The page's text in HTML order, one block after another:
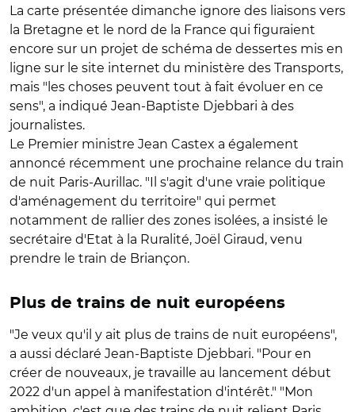
La carte présentée dimanche ignore des liaisons vers
la Bretagne et le nord de la France qui figuraient
encore sur un projet de schéma de dessertes mis en
ligne sur le site internet du ministère des Transports,
mais "les choses peuvent tout à fait évoluer en ce
sens", a indiqué Jean-Baptiste Djebbari à des
journalistes.
Le Premier ministre Jean Castex a également
annoncé récemment une prochaine relance du train
de nuit Paris-Aurillac. "Il s'agit d'une vraie politique
d'aménagement du territoire" qui permet
notamment de rallier des zones isolées, a insisté le
secrétaire d'Etat à la Ruralité, Joël Giraud, venu
prendre le train de Briançon.
Plus de trains de nuit européens
"Je veux qu'il y ait plus de trains de nuit européens",
a aussi déclaré Jean-Baptiste Djebbari. "Pour en
créer de nouveaux, je travaille au lancement début
2022 d'un appel à manifestation d'intérêt." "Mon